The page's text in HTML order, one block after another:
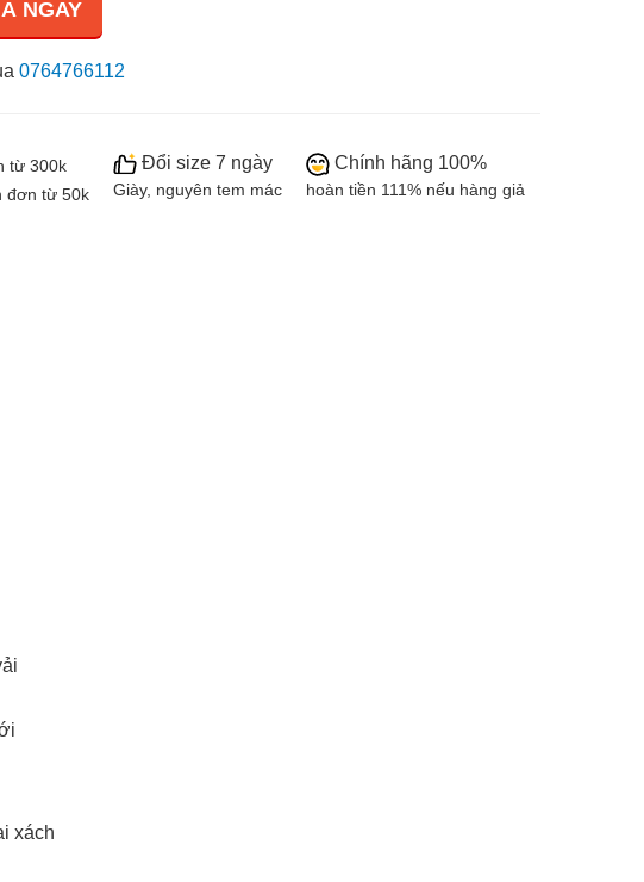
NGAY
0764766112
từ 300k
đơn từ 50k
Đổi size 7 ngày
Giày, nguyên tem mác
Chính hãng 100%
hoàn tiền 111% nếu hàng giả
xách